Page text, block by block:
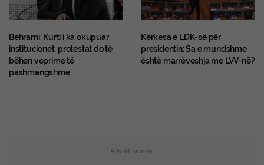
Behrami: Kurti i ka okupuar
institucionet, protestat do të
bëhen veprime të
pashmangshme
Kërkesa e LDK-së për
presidentin: Sa e mundshme
është marrëveshja me LVV-në?
Advertisement